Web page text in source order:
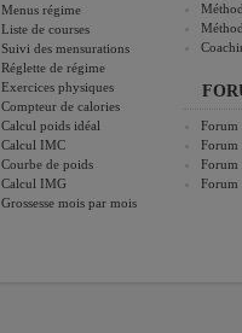
Menus régime
Liste de courses
Suivi des mensurations
Réglette de régime
Exercices physiques
Compteur de calories
Calcul poids idéal
Calcul IMC
Courbe de poids
Calcul IMG
Grossesse mois par mois
Forum
Forum
Forum
Forum